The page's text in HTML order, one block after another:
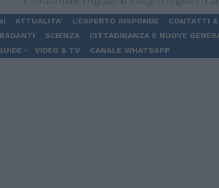
ATTUALITA’ L’ESPERTO RISPONDE
CONTATTI
SCIENZA
CITTADINANZA E NUOVE
VIDEO & TV CANALE WHATSAPP